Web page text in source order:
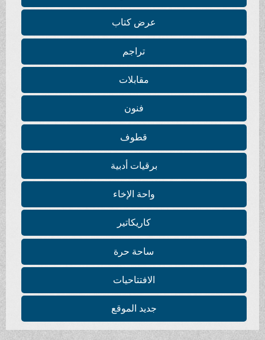
عرض كتاب
تراجم
مقابلات
فنون
قطوف
برقيات أدبية
واحة الإخاء
كاريكاتير
ساحة حرة
الافتتاحيات
جديد الموقع